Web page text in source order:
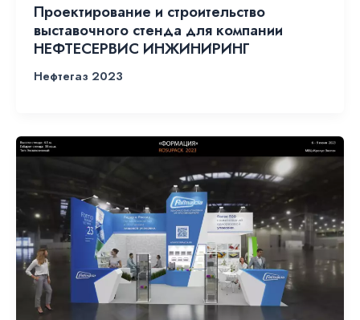
Проектирование и строительство
выставочного стенда для компании
НЕФТЕСЕРВИС ИНЖИНИРИНГ
Нефтегаз 2023